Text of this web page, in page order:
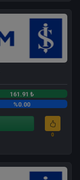
161.91 ₺
%0.00
0